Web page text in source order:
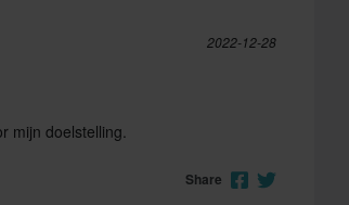
2022-12-28
mijn doelstelling.
Share